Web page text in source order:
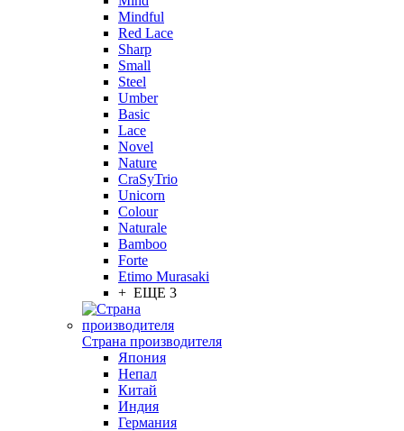
Mindful
Red Lace
Sharp
Small
Steel
Umber
Basic
Lace
Novel
Nature
CraSyTrio
Unicorn
Colour
Naturale
Bamboo
Forte
Etimo Murasaki
+ ЕЩЕ 3
Страна производителя
Япония
Непал
Китай
Индия
Германия